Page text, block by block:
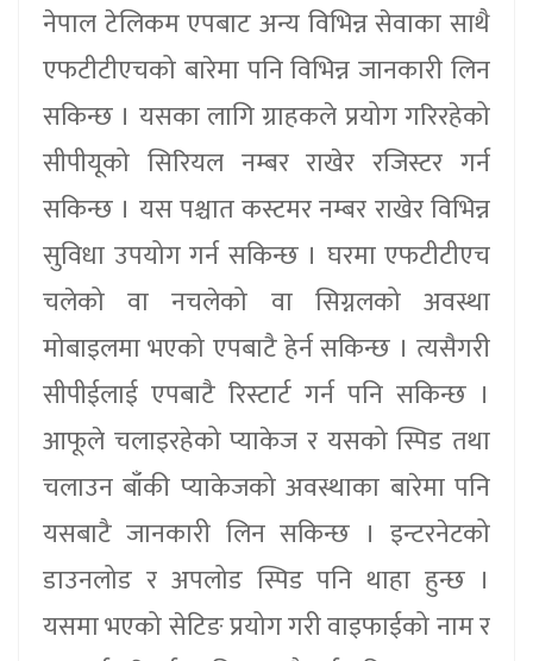
नेपाल टेलिकम एपबाट अन्य विभिन्न सेवाका साथै
एफटीटीएचको बारेमा पनि विभिन्न जानकारी लिन
सकिन्छ । यसका लागि ग्राहकले प्रयोग गरिरहेको
सीपीयूको सिरियल नम्बर राखेर रजिस्टर गर्न
सकिन्छ । यस पश्चात कस्टमर नम्बर राखेर विभिन्न
सुविधा उपयोग गर्न सकिन्छ । घरमा एफटीटीएच
चलेको वा नचलेको वा सिग्नलको अवस्था
मोबाइलमा भएको एपबाटै हेर्न सकिन्छ । त्यसैगरी
सीपीईलाई एपबाटै रिस्टार्ट गर्न पनि सकिन्छ ।
आफूले चलाइरहेको प्याकेज र यसको स्पिड तथा
चलाउन बाँकी प्याकेजको अवस्थाका बारेमा पनि
यसबाटै जानकारी लिन सकिन्छ । इन्टरनेटको
डाउनलोड र अपलोड स्पिड पनि थाहा हुन्छ ।
यसमा भएको सेटिङ प्रयोग गरी वाइफाईको नाम र